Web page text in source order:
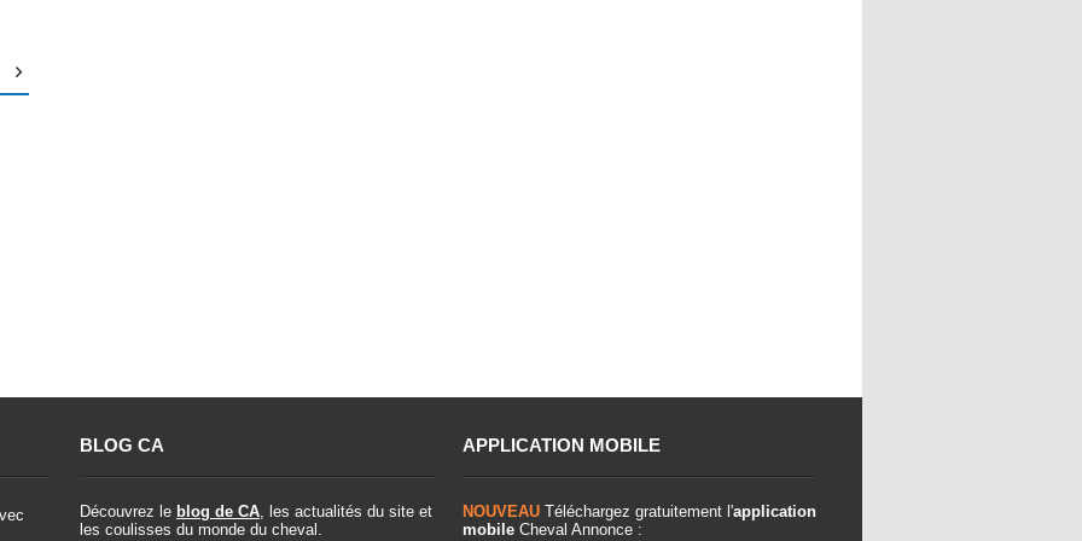
BLOG CA
Découvrez le blog de CA , les actualités du site et
les coulisses du monde du cheval.
APPLICATION MOBILE
NOUVEAU Téléchargez gratuitement l'application
mobile Cheval Annonce :